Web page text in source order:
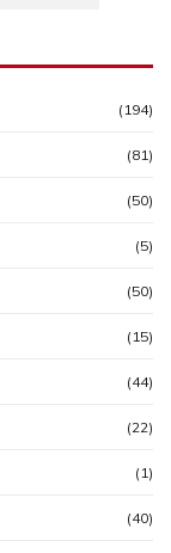
(194)
(81)
(50)
(5)
(50)
(15)
(44)
(22)
(1)
(40)